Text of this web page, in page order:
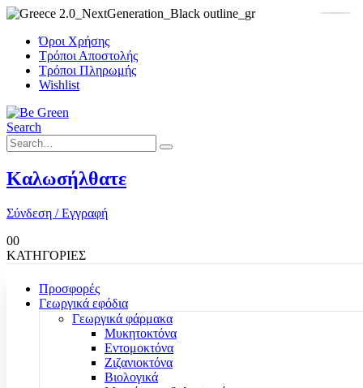
Όροι Χρήσης
Τρόποι Αποστολής
Τρόποι Πληρωμής
Wishlist
Search
Καλωσήλθατε
Σύνδεση / Εγγραφή
00
ΚΑΤΗΓΟΡΙΕΣ
Προσφορές
Γεωργικά εφόδια
Γεωργικά φάρμακα
Μυκητοκτόνα
Εντομοκτόνα
Ζιζανιοκτόνα
Βιολογικά